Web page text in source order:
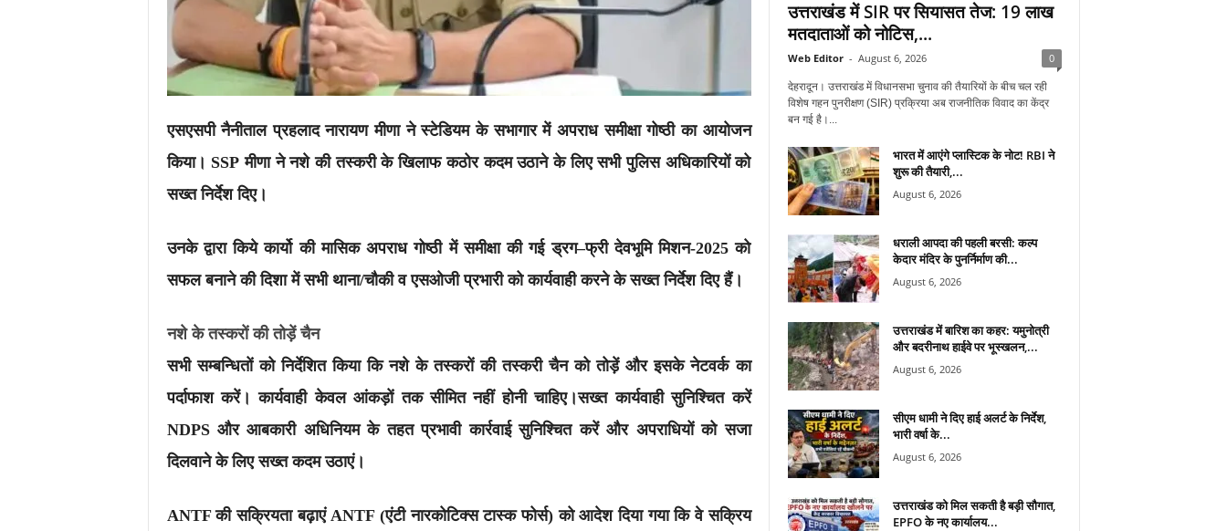
एसएसपी नैनीताल प्रहलाद नारायण मीणा ने स्टेडियम के सभागार में अपराध समीक्षा गोष्ठी का आयोजन
किया। SSP मीणा ने नशे की तस्करी के खिलाफ कठोर कदम उठाने के लिए सभी पुलिस अधिकारियों को
सख्त निर्देश दिए।
उनके द्वारा किये कार्यो की मासिक अपराध गोष्ठी में समीक्षा की गई ड्रग–फ्री देवभूमि मिशन-2025 को
सफल बनाने की दिशा में सभी थाना/चौकी व एसओजी प्रभारी को कार्यवाही करने के सख्त निर्देश दिए हैं।
नशे के तस्करों की तोड़ें चैन
सभी सम्बन्धितों को निर्देशित किया कि नशे के तस्करों की तस्करी चैन को तोड़ें और इसके नेटवर्क का
पर्दाफाश करें। कार्यवाही केवल आंकड़ों तक सीमित नहीं होनी चाहिए।सख्त कार्यवाही सुनिश्चित करें
NDPS और आबकारी अधिनियम के तहत प्रभावी कार्रवाई सुनिश्चित करें और अपराधियों को सजा
दिलवाने के लिए सख्त कदम उठाएं।
ANTF की सक्रियता बढ़ाएं ANTF (एंटी नारकोटिक्स टास्क फोर्स) को आदेश दिया गया कि वे सक्रिय
उत्तराखंड में SIR पर सियासत तेज: 19 लाख
मतदाताओं को नोटिस,...
Web Editor - August 6, 2026 0
देहरादून। उत्तराखंड में विधानसभा चुनाव की तैयारियों के बीच चल रही
विशेष गहन पुनरीक्षण (SIR) प्रक्रिया अब राजनीतिक विवाद का केंद्र
बन गई है।...
भारत में आएंगे प्लास्टिक के नोट! RBI ने
शुरू की तैयारी,...
August 6, 2026
धराली आपदा की पहली बरसी: कल्प
केदार मंदिर के पुनर्निर्माण की...
August 6, 2026
उत्तराखंड में बारिश का कहर: यमुनोत्री
और बदरीनाथ हाईवे पर भूस्खलन,...
August 6, 2026
सीएम धामी ने दिए हाई अलर्ट के निर्देश,
भारी वर्षा के...
August 6, 2026
उत्तराखंड को मिल सकती है बड़ी सौगात,
EPFO के नए कार्यालय...